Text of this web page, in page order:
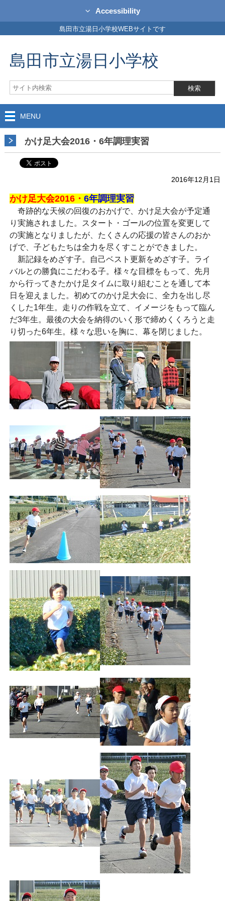
Accessibility
島田市立湯日小学校WEBサイトです
島田市立湯日小学校
MENU
かけ足大会2016・6年調理実習
2016年12月1日
かけ足大会2016・ 6年調理実習
奇跡的な天候の回復のおかげで、かけ足大会が予定通
り実施されました。スタート・ゴールの位置を変更して
の実施となりましたが、たくさんの応援の皆さんのおか
げで、子どもたちは全力を尽くすことができました。
新記録をめざす子。自己ベスト更新をめざす子。ライ
バルとの勝負にこだわる子。様々な目標をもって、先月
から行ってきたかけ足タイムに取り組むことを通して本
日を迎えました。初めてのかけ足大会に、全力を出し尽
くした1年生。走りの作戦を立て、イメージをもって臨ん
だ3年生。最後の大会を納得のいく形で締めくくろうと走
り切った6年生。様々な思いを胸に、幕を閉じました。